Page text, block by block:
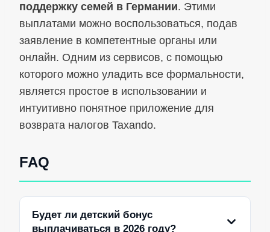
поддержку семей в Германии. Этими
выплатами можно воспользоваться, подав
заявление в компетентные органы или
онлайн. Одним из сервисов, с помощью
которого можно уладить все формальности,
является простое в использовании и
интуитивно понятное приложение для
возврата налогов Taxando.
FAQ
Будет ли детский бонус
выплачиваться в 2026 году?